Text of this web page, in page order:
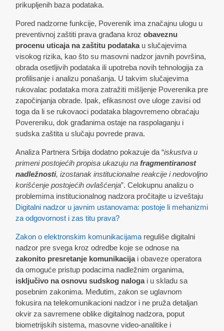
prikupljenih baza podataka.
Pored nadzorne funkcije, Poverenik ima značajnu ulogu u
preventivnoj zaštiti prava građana krozobaveznu
procenu uticaja na zaštitu podatakau slučajevima
visokog rizika, kao što su masovni nadzor javnih površina,
obrada osetljivih podataka ili upotreba novih tehnologija za
profilisanje i analizu ponašanja. U takvim slučajevima
rukovalac podataka mora zatražiti mišljenje Poverenika pre
započinjanja obrade. Ipak, efikasnost ove uloge zavisi od
toga da li se rukovaoci podataka blagovremeno obraćaju
Povereniku, dok građanima ostaje na raspolaganju i
sudska zaštita u slučaju povrede prava.
Analiza Partnera Srbija dodatno pokazuje da “iskustva u
primeni postojećih propisa ukazuju nafragmentiranost
nadležnosti, izostanak institucionalne reakcije i nedovoljno
korišćenje postojećih ovlašćenja”. Celokupnu analizu o
problemima institucionalnog nadzora pročitajte u izveštaju
Digitalni nadzor u javnim ustanovama: postoje li mehanizmi
za odgovornost i zas titu prava?
Zakon o elektronskim komunikacijama reguliše digitalni
nadzor pre svega kroz odredbe koje se odnose na
zakonito presretanje komunikacijai obaveze operatora
da omoguće pristup podacima nadležnim organima,
isključivo na osnovu sudskog nalogai u skladu sa
posebnim zakonima. Međutim, zakon se uglavnom
fokusira na telekomunikacioni nadzor i ne pruža detaljan
okvir za savremene oblike digitalnog nadzora, poput
biometrijskih sistema, masovne video-analitike i